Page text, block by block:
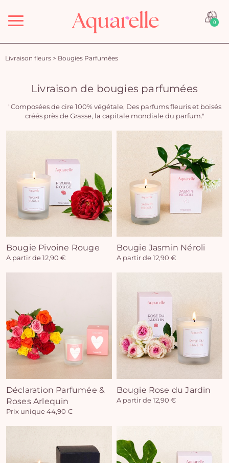
Menu 0
Livraison fleurs > Bougies Parfumées
Livraison de bougies parfumées
"Composées de cire 100% végétale, Des parfums fleuris et boisés
créés près de Grasse, la capitale mondiale du parfum."
Bougie Pivoine Rouge
A partir de 12,90 €
Bougie Jasmin Néroli
A partir de 12,90 €
Déclaration Parfumée &
Roses Arlequin
Prix unique 44,90 €
Bougie Rose du Jardin
A partir de 12,90 €